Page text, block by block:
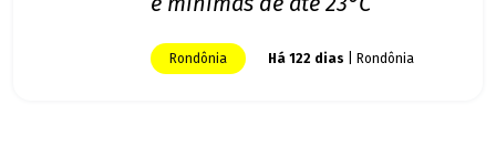
Rondônia Há 122 dias | Rondônia